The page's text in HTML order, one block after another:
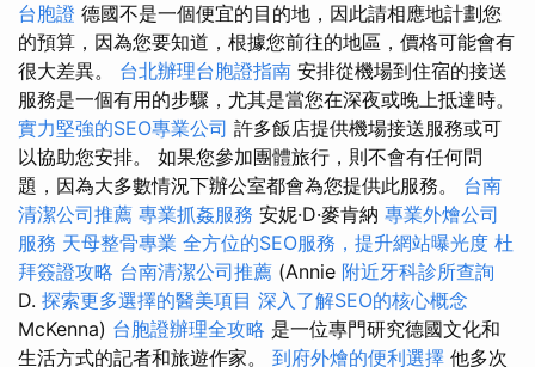
台胞證 德國不是一個便宜的目的地，因此請相應地計劃您
的預算，因為您要知道，根據您前往的地區，價格可能會有
很大差異。 台北辦理台胞證指南 安排從機場到住宿的接送
服務是一個有用的步驟，尤其是當您在深夜或晚上抵達時。
實力堅強的SEO專業公司 許多飯店提供機場接送服務或可
以協助您安排。 如果您參加團體旅行，則不會有任何問
題，因為大多數情況下辦公室都會為您提供此服務。 台南
清潔公司推薦 專業抓姦服務 安妮·D·麥肯納 專業外燴公司
服務 天母整骨專業 全方位的SEO服務，提升網站曝光度 杜
拜簽證攻略 台南清潔公司推薦 (Annie 附近牙科診所查詢
D. 探索更多選擇的醫美項目 深入了解SEO的核心概念
McKenna) 台胞證辦理全攻略 是一位專門研究德國文化和
生活方式的記者和旅遊作家。 到府外燴的便利選擇 他多次